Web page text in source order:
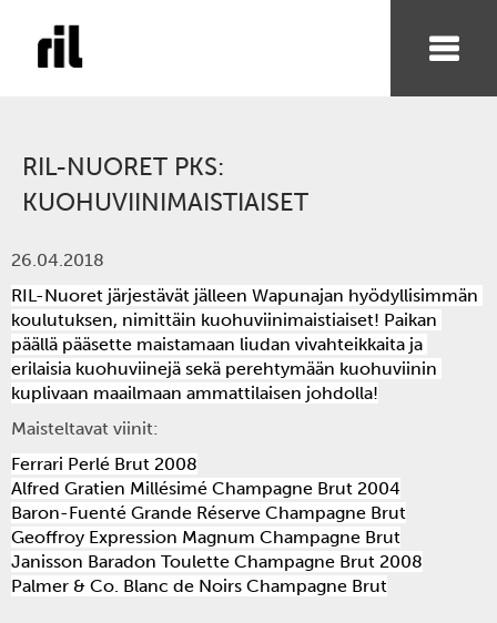
RIL-NUORET PKS:
KUOHUVIINIMAISTIAISET
26.04.2018
RIL-Nuoret järjestävät jälleen Wapunajan hyödyllisimmän
koulutuksen, nimittäin kuohuviinimaistiaiset! Paikan
päällä pääsette maistamaan liudan vivahteikkaita ja
erilaisia kuohuviinejä sekä perehtymään kuohuviinin
kuplivaan maailmaan ammattilaisen johdolla!
Maisteltavat viinit:
Ferrari Perlé Brut 2008
Alfred Gratien Millésimé Champagne Brut 2004
Baron-Fuenté Grande Réserve Champagne Brut
Geoffroy Expression Magnum Champagne Brut
Janisson Baradon Toulette Champagne Brut 2008
Palmer & Co. Blanc de Noirs Champagne Brut